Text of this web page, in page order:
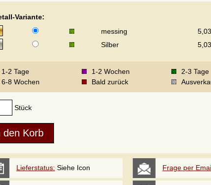
Variante:
messing
Silber
1-2 Tage 1-2 Wochen
2-3 Tage
6-8 Wochen
Bald zurück
Stück
Lieferstatus: Siehe Icon Frage per